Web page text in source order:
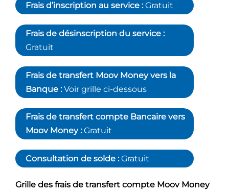
Frais d’inscription au service :Gratuit
Frais de désinscription du service :
Gratuit
Frais de transfert Moov Money vers la
Banque :Voir grille ci-dessous
Frais de transfert compte Bancaire vers
Moov Money :Gratuit
Consultation de solde :Gratuit
Grille des frais de transfert compte Moov Money